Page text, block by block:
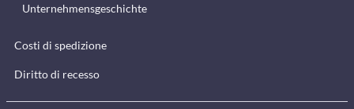
Unternehmensgeschichte
Costi di spedizione
Diritto di recesso